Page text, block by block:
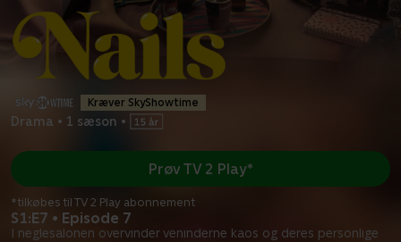
Kræver SkyShowtime
Drama • 1 sæson •
S1:E7 • Episode 7
I neglesalonen overvinder veninderne kaos og deres personlige
Prøv TV 2 Play*
*tilkøbes til TV 2 Play abonnement